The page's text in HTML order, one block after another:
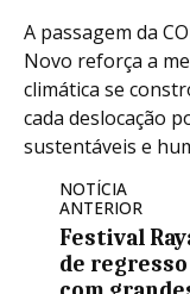
A passagem da
Novo reforça a
climática se
cada deslocação
sustentáveis e
NOTÍCIA
ANTERIOR
Festival
de regresso